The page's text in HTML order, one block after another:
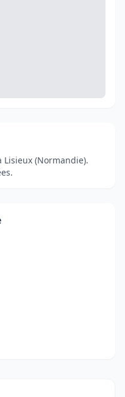
Lisieux (Normandie).